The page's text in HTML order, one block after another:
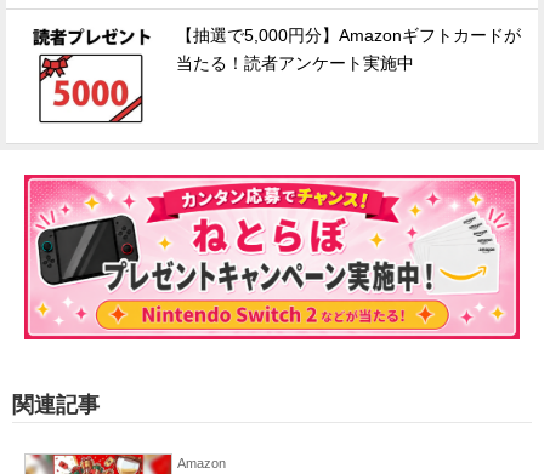
【抽選で5,000円分】Amazonギフトカードが
当たる！読者アンケート実施中
関連記事
Amazon